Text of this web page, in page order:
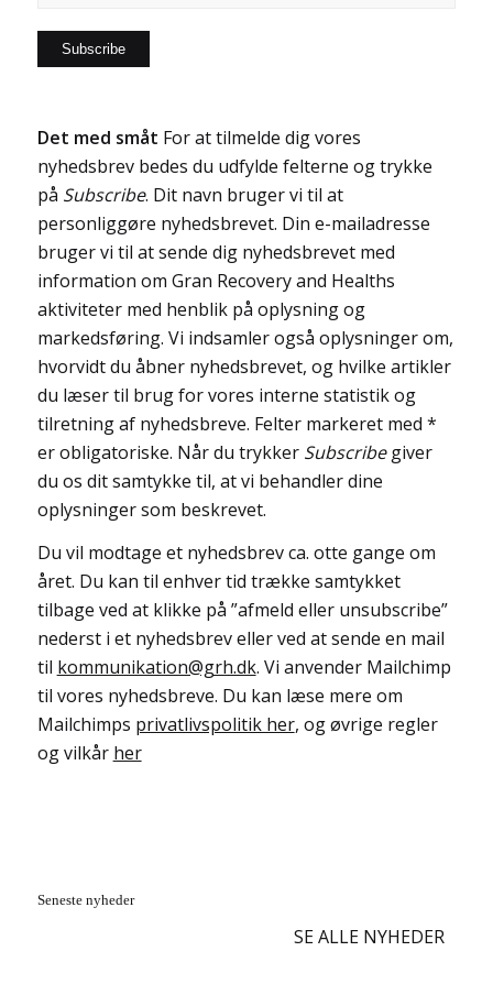
Det med småt For at tilmelde dig vores
nyhedsbrev bedes du udfylde felterne og trykke
på Subscribe. Dit navn bruger vi til at
personliggøre nyhedsbrevet. Din e-mailadresse
bruger vi til at sende dig nyhedsbrevet med
information om Gran Recovery and Healths
aktiviteter med henblik på oplysning og
markedsføring. Vi indsamler også oplysninger om,
hvorvidt du åbner nyhedsbrevet, og hvilke artikler
du læser til brug for vores interne statistik og
tilretning af nyhedsbreve. Felter markeret med *
er obligatoriske. Når du trykker Subscribegiver
du os dit samtykke til, at vi behandler dine
oplysninger som beskrevet.
Du vil modtage et nyhedsbrev ca. otte gange om
året. Du kan til enhver tid trække samtykket
tilbage ved at klikke på ”afmeld eller unsubscribe”
nederst i et nyhedsbrev eller ved at sende en mail
til kommunikation@grh.dk. Vi anvender Mailchimp
til vores nyhedsbreve. Du kan læse mere om
Mailchimps privatlivspolitik her, og øvrige regler
og vilkår her
Seneste nyheder
SE ALLE NYHEDER